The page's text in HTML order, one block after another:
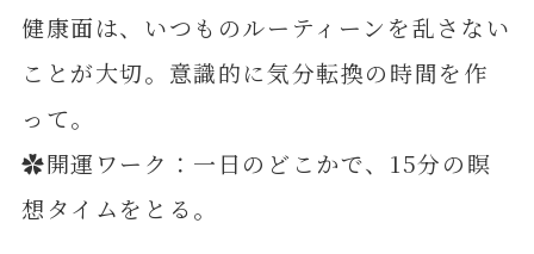
健康面は、いつものルーティーンを乱さない
ことが大切。意識的に気分転換の時間を作
って。
✿開運ワーク：一日のどこかで、15分の瞑
想タイムをとる。